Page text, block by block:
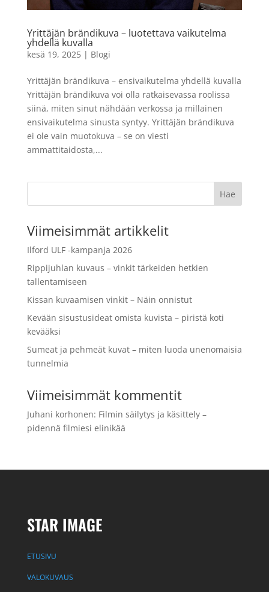
Yrittäjän brändikuva – luotettava vaikutelma
yhdellä kuvalla
kesä 19, 2025| Blogi
Yrittäjän brändikuva – ensivaikutelma yhdellä kuvalla
Yrittäjän brändikuva voi olla ratkaisevassa roolissa
siinä, miten sinut nähdään verkossa ja millainen
ensivaikutelma sinusta syntyy. Yrittäjän brändikuva
ei ole vain muotokuva – se on viesti
ammattitaidosta,...
Viimeisimmät artikkelit
Ilford ULF -kampanja 2026
Rippijuhlan kuvaus – vinkit tärkeiden hetkien
tallentamiseen
Kissan kuvaamisen vinkit – Näin onnistut
Kevään sisustusideat omista kuvista – piristä koti
kevääksi
Sumeat ja pehmeät kuvat – miten luoda unenomaisia
tunnelmia
Viimeisimmät kommentit
Juhani korhonen: Filmin säilytys ja käsittely –
pidennä filmiesi elinikää
STAR IMAGE
ETUSIVU
VALOKUVAUS
7,99€